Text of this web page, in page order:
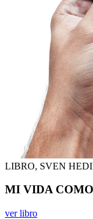
LIBRO, SVEN
MI VIDA
ver libro